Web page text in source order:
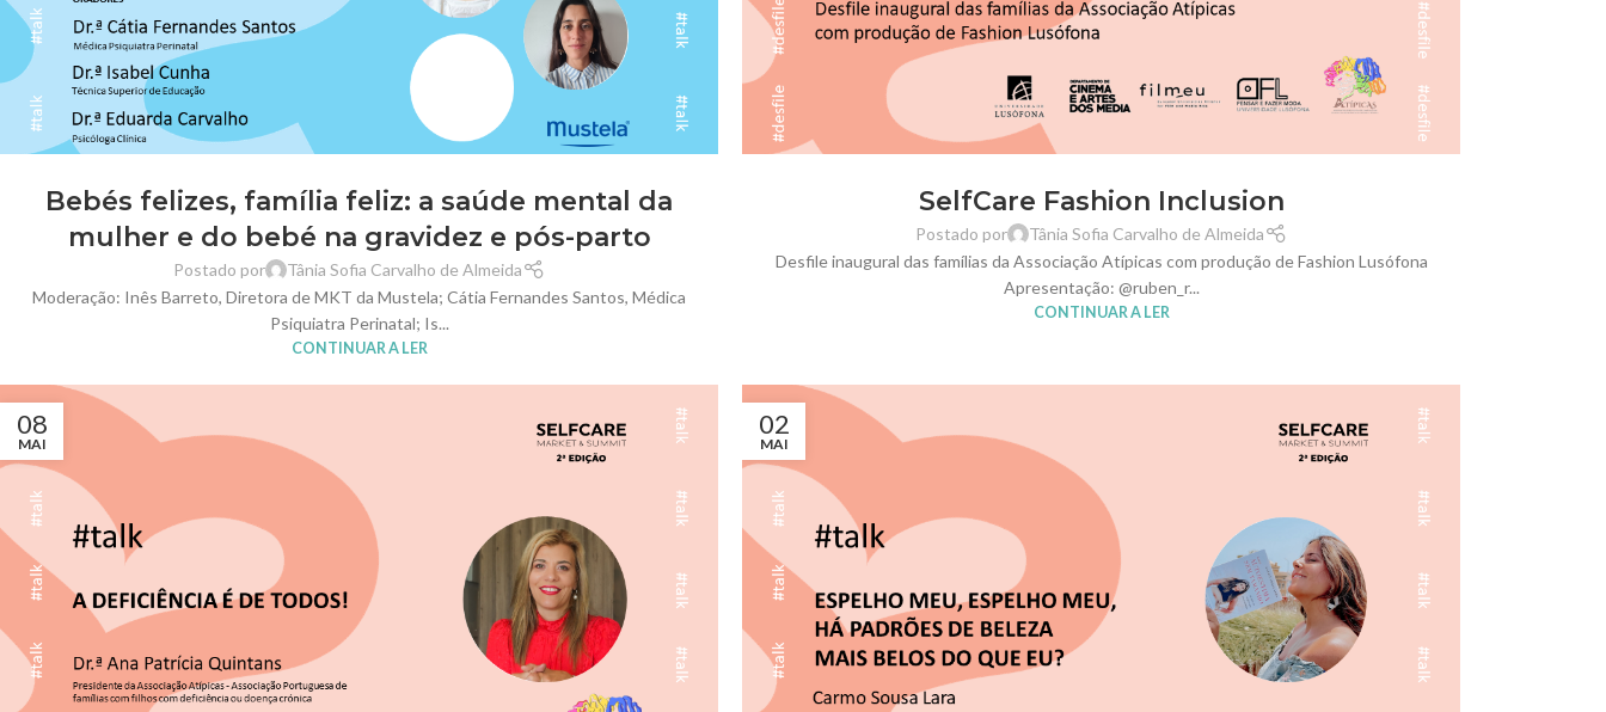
Bebés felizes, família feliz: a saúde mental da
mulher e do bebé na gravidez e pós-parto
Postado por
Tânia Sofia Carvalho de Almeida
Moderação: Inês Barreto, Diretora de MKT da Mustela; Cátia Fernandes Santos, Médica
Psiquiatra Perinatal; Is...
CONTINUAR A LER
SelfCare Fashion Inclusion
Postado por
Tânia Sofia Carvalho de Almeida
Desfile inaugural das famílias da Associação Atípicas com produção de Fashion Lusófona
Apresentação: @ruben_r...
CONTINUAR A LER
08
MAI
02
MAI